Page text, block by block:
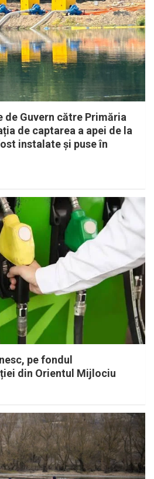
de Guvern către Primăria
de captarea a apei de la
instalate și puse în
pe fondul
din Orientul Mijlociu